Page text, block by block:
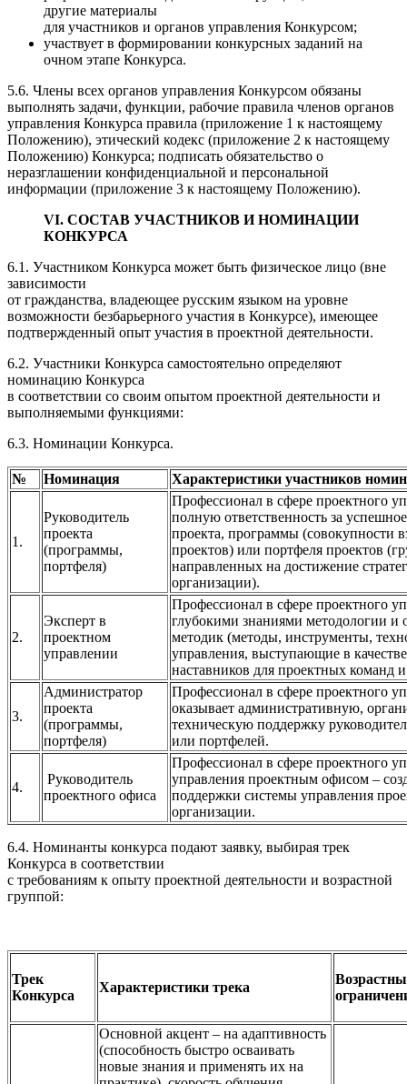
другие материалы
для участников и органов управления Конкурсом;
участвует в формировании конкурсных заданий на
очном этапе Конкурса.
5.6. Члены всех органов управления Конкурсом обязаны
выполнять задачи, функции, рабочие правила членов органов
управления Конкурса правила (приложение 1 к настоящему
Положению), этический кодекс (приложение 2 к настоящему
Положению) Конкурса; подписать обязательство о
неразглашении конфиденциальной и персональной
информации (приложение 3 к настоящему Положению).
VI. СОСТАВ УЧАСТНИКОВ И НОМИНАЦИИ
КОНКУРСА
6.1. Участником Конкурса может быть физическое лицо (вне
зависимости
от гражданства, владеющее русским языком на уровне
возможности безбарьерного участия в Конкурсе), имеющее
подтвержденный опыт участия в проектной деятельности.
6.2. Участники Конкурса самостоятельно определяют
номинацию Конкурса
в соответствии со своим опытом проектной деятельности и
выполняемыми функциями:
6.3. Номинации Конкурса.
№ Номинация Характеристики участников
1.
Руководитель
проекта
(программы,
портфеля)
Профессионал в сфере проектного
полную ответственность за
проекта, программы (совокупности
проектов) или портфеля проектов
направленных на достижение
организации).
2.
Эксперт в
проектном
управлении
Профессионал в сфере проектного
глубокими знаниями методологии
методик (методы, инструменты,
управления, выступающие в
наставников для проектных команд
3.
Администратор
проекта
(программы,
портфеля)
Профессионал в сфере проектного
оказывает административную,
техническую поддержку
или портфелей.
4.
Руководитель
проектного офиса
Профессионал в сфере проектного
управления проектным офисом –
поддержки системы управления
организации.
6.4. Номинанты конкурса подают заявку, выбирая трек
Конкурса в соответствии
с требованиям к опыту проектной деятельности и возрастной
группой:
Трек
Конкурса
Характеристики трека
Основной акцент – на адаптивность
(способность быстро осваивать
новые знания и применять их на